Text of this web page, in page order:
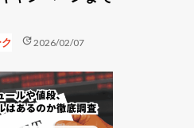
update2026/02/07